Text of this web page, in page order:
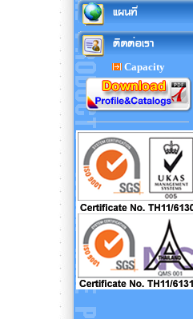
Capacity